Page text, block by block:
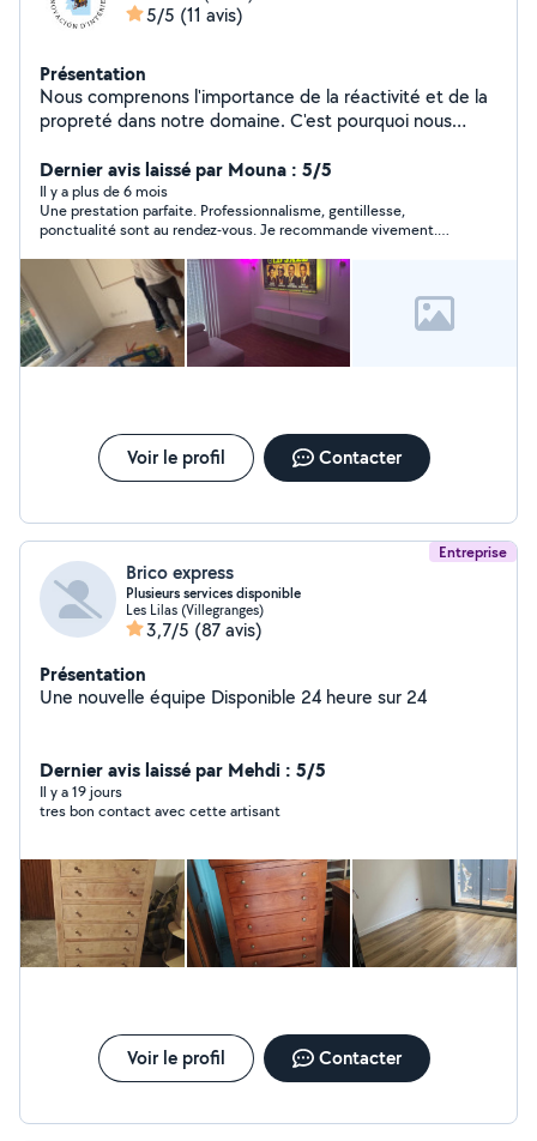
5/5 (11 avis)
Présentation
Nous comprenons l'importance de la réactivité et de la
propreté dans notre domaine. C'est pourquoi nous
répondre à vos besoins dans les meilleurs délais, tout en
laissant un espace parfaitement propre après chaque
intervention
Dernier avis laissé par Mouna : 5/5
Il y a plus de 6 mois
Une prestation parfaite. Professionnalisme, gentillesse,
ponctualité sont au rendez-vous. Je recommande vivement.
Voir le profil Contacter
Entreprise
Brico express
Plusieurs services disponible
Les Lilas (Villegranges)
3,7/5 (87 avis)
Présentation
Une nouvelle équipe Disponible 24 heure sur 24
Dernier avis laissé par Mehdi : 5/5
Il y a 19 jours
tres bon contact avec cette artisant
Voir le profil Contacter